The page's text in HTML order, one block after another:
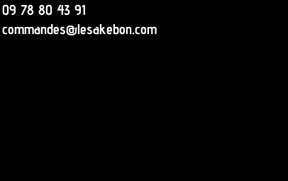
09 78 80 43 91
commandes@lesakebon.com